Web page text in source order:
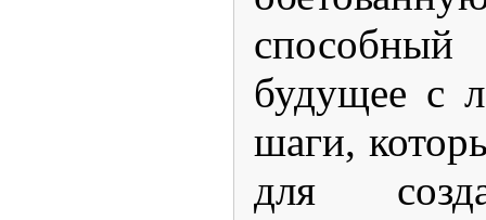
будущее с
шаги,
для